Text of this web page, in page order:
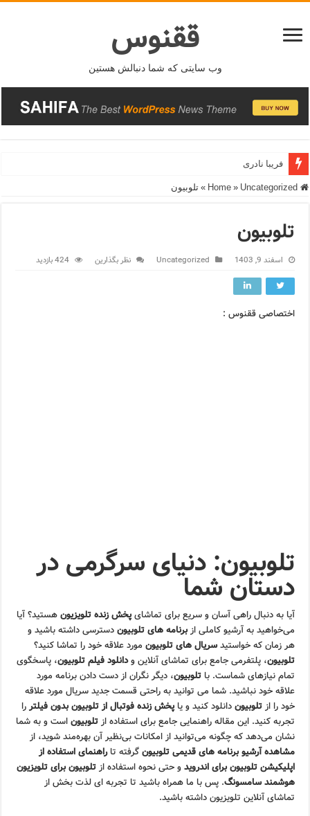
ققنوس
وب سایتی که شما دنبالش هستین
فریبا نادری
» Uncategorized
» تلوبیون
تلوبیون
اسفند 9, 1403 Uncategorized نظر بگذارین 424 بازدید
اختصاصی ققنوس :
تلوبیون: دنیای سرگرمی در
دستان شما
آیا به دنبال راهی آسان و سریع برای تماشایپخش زنده تلویزیونهستید؟ آیا
می‌خواهید به آرشیو کاملی ازبرنامه های تلوبیوندسترسی داشته باشید و
هر زمان که خواستیدسریال های تلوبیون مورد علاقه خود را تماشا کنید؟
تلوبیون، پلتفرمی جامع برای تماشای آنلاین ودانلود فیلم تلوبیون، پاسخگوی
تمام نیازهای شماست. باتلوبیون، دیگر نگران از دست دادن برنامه مورد
علاقه خود نباشید. شما می توانید به راحتی قسمت جدید سریال مورد علاقه
خود را ازتلوبیوندانلود کنید و یاپخش زنده فوتبال از تلوبیون بدون فیلتررا
تجربه کنید. این مقاله راهنمایی جامع برای استفاده ازتلوبیوناست و به شما
نشان می‌دهد که چگونه می‌توانید از امکانات بی‌نظیر آن بهره‌مند شوید، از
مشاهده آرشیو برنامه های قدیمی تلوبیونگرفته تاراهنمای استفاده از
اپلیکیشن تلوبیون برای اندرویدو حتی نحوه استفاده ازتلوبیون برای تلویزیون
هوشمند سامسونگ. پس با ما همراه باشید تا تجربه ای لذت بخش از
تماشای آنلاین تلویزیون داشته باشید.